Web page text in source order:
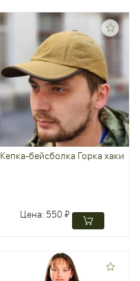
Кепка-бейсболка Горка хаки
Цена: 550 ₽